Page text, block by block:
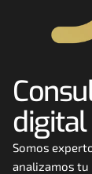
RESOURCES
Careers
Docs
digital
Somos
analizamos tu